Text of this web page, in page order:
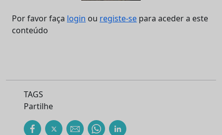
Por favor faça login ou registe-se para aceder a este
conteúdo
TAGS
Partilhe